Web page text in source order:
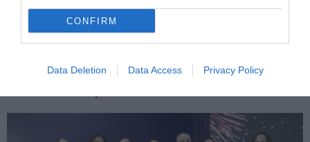
CONFIRM
Data Deletion Data Access Privacy Policy
Οι Κυκλάδες στις 6 πρώτες περιοχές που θα φιλοξενήσουν